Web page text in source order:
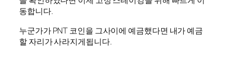
동합니다.
누군가가 PNT 코인을 그사이에 예금했다면 내가 예금
할 자리가 사라지게됩니다.